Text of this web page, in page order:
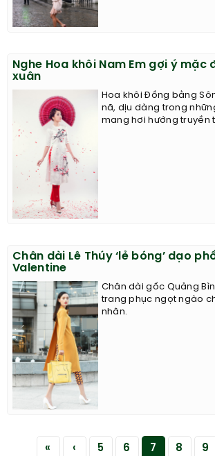
Nghe Hoa khôi Nam Em gợi ý mặc
xuân
Hoa khôi Đồng bằng
nã, dịu dàng trong
mang hơi hướng truyền
Chân dài Lê Thúy ‘lẻ bóng’ dạo
Valentine
Chân dài gốc Quảng
trang phục ngọt ngào
nhân.
« ‹ 5 6 7 8 9